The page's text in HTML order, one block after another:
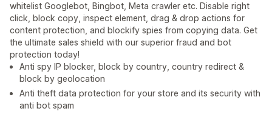
whitelist Googlebot, Bingbot, Meta crawler etc. Disable right
click, block copy, inspect element, drag & drop actions for
content protection, and blockify spies from copying data. Get
the ultimate sales shield with our superior fraud and bot
protection today!
Anti spy IP blocker, block by country, country redirect &
block by geolocation
Anti theft data protection for your store and its security with
anti bot spam